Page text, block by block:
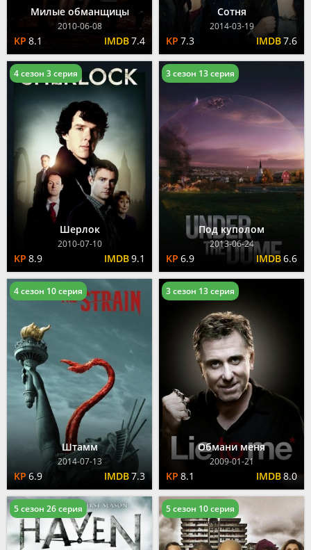
Милые обманщицы
2010-06-08
8.1 7.4
Сотня
2014-03-19
7.3 7.6
Шерлок
2010-07-10
8.9 9.1
4 сезон 3 серия
Под куполом
2013-06-24
6.9 6.6
3 сезон 13 серия
Штамм
2014-07-13
6.9 7.3
4 сезон 10 серия
Обмани меня
2009-01-21
8.1 8.0
3 сезон 13 серия
5 сезон 26 серия 5 сезон 10 серия